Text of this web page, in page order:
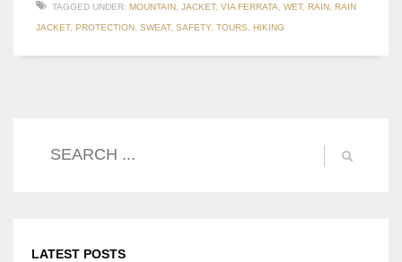
TAGGED UNDER: MOUNTAIN JACKET, VIA FERRATA WET, RAIN RAIN
JACKET, PROTECTION SWEAT, SAFETY, TOURS HIKING
LATEST POSTS